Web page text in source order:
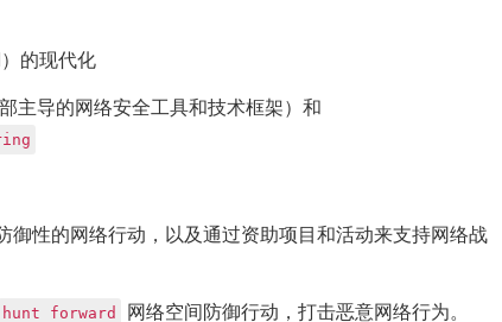
的现代化
部主导的网络安全工具和技术框架）和
性的网络行动，以及通过资助项目和活动来支持网络战
hunt forward 网络空间防御行动，打击恶意网络行为。